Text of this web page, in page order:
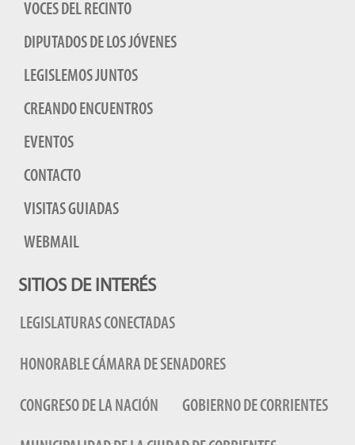
VOCES DEL RECINTO
DIPUTADOS DE LOS JÓVENES
LEGISLEMOS JUNTOS
CREANDO ENCUENTROS
EVENTOS
CONTACTO
VISITAS GUIADAS
WEBMAIL
SITIOS DE INTERÉS
LEGISLATURAS CONECTADAS
HONORABLE CÁMARA DE SENADORES
CONGRESO DE LA NACIÓN GOBIERNO DE CORRIENTES